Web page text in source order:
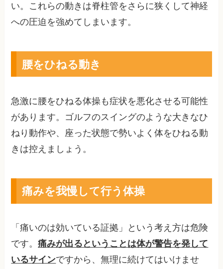
い。これらの動きは脊柱管をさらに狭くして神経
への圧迫を強めてしまいます。
腰をひねる動き
急激に腰をひねる体操も症状を悪化させる可能性
があります。ゴルフのスイングのような大きなひ
ねり動作や、座った状態で勢いよく体をひねる動
きは控えましょう。
痛みを我慢して行う体操
「痛いのは効いている証拠」という考え方は危険
です。痛みが出るということは体が警告を発して
いるサインですから、無理に続けてはいけませ